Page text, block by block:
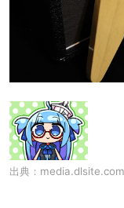
出典： media.dlsite.com